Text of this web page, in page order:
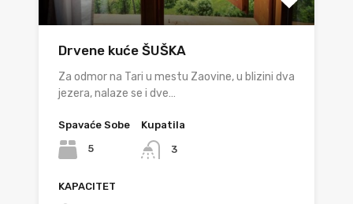
Drvene kuće ŠUŠKA
Za odmor na Tari u mestu Zaovine, u blizini dva
jezera, nalaze se i dve…
Spavaće Sobe
5
Kupatila
3
KAPACITET